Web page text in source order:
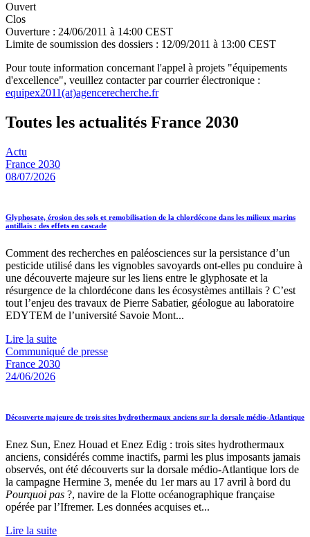
Ouvert
Clos
Ouverture : 24/06/2011 à 14:00 CEST
Limite de soumission des dossiers : 12/09/2011 à 13:00 CEST
Pour toute information concernant l'appel à projets "équipements
d'excellence", veuillez contacter par courrier électronique :
equipex2011(at)agencerecherche.fr
Toutes les actualités France 2030
Actu
France 2030
08/07/2026
Glyphosate, érosion des sols et remobilisation de la chlordécone dans les milieux marins
antillais : des effets en cascade
Comment des recherches en paléosciences sur la persistance d’un
pesticide utilisé dans les vignobles savoyards ont-elles pu conduire à
une découverte majeure sur les liens entre le glyphosate et la
résurgence de la chlordécone dans les écosystèmes antillais ? C’est
tout l’enjeu des travaux de Pierre Sabatier, géologue au laboratoire
EDYTEM de l’université Savoie Mont...
Lire la suite
Communiqué de presse
France 2030
24/06/2026
Découverte majeure de trois sites hydrothermaux anciens sur la dorsale médio-Atlantique
Enez Sun, Enez Houad et Enez Edig : trois sites hydrothermaux
anciens, considérés comme inactifs, parmi les plus imposants jamais
observés, ont été découverts sur la dorsale médio-Atlantique lors de
la campagne Hermine 3, menée du 1er mars au 17 avril à bord du
Pourquoi pas ?, navire de la Flotte océanographique française
opérée par l’Ifremer. Les données acquises et...
Lire la suite